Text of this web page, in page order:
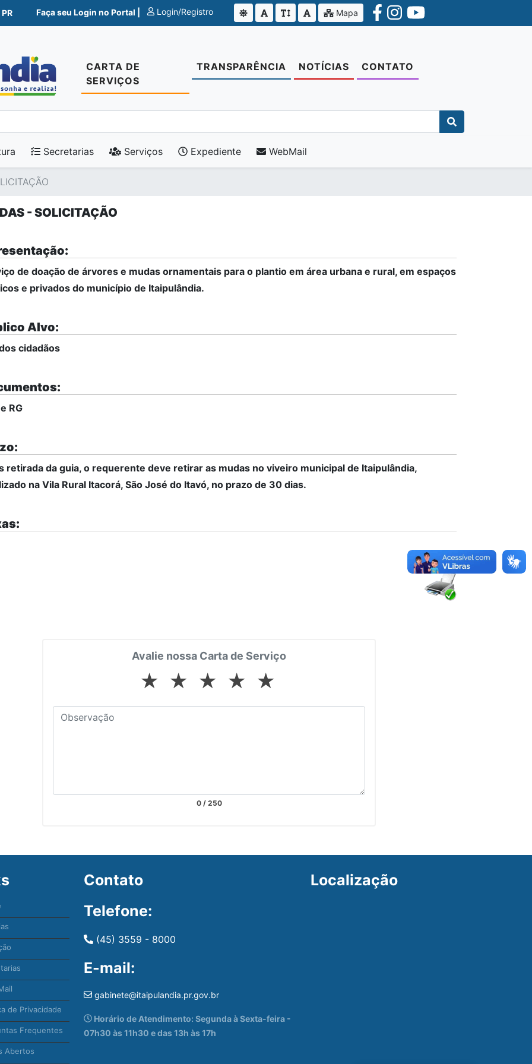
Faça seu Login no Portal | Login/Registro Mapa
CARTA DE
SERVIÇOS
TRANSPARÊNCIA NOTÍCIAS CONTATO
Secretarias Serviços Expediente WebMail
- SOLICITAÇÃO
de doação de árvores e mudas ornamentais para o plantio em área urbana e rural, em espaços
e privados do município de Itaipulândia.
Alvo:
cidadãos
RG
retirada da guia, o requerente deve retirar as mudas no viveiro municipal de Itaipulândia,
na Vila Rural Itacorá, São José do Itavó, no prazo de 30 dias.
Avalie nossa Carta de Serviço
★ ★ ★ ★ ★
0/ 250
de Privacidade
Frequentes
Abertos
Contato
Telefone:
(45) 3559 - 8000
E-mail:
gabinete@itaipulandia.pr.gov.br
Horário de Atendimento: Segunda à Sexta-feira -
07h30 às 11h30 e das 13h às 17h
Localização